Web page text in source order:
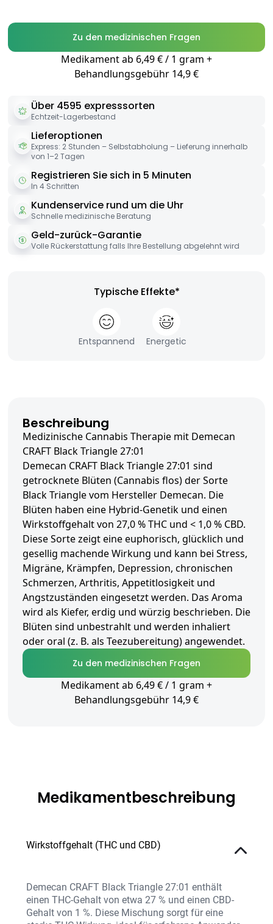
Zu den medizinischen Fragen
Medikament ab 6,49 € / 1 gram +
Behandlungsgebühr 14,9 €
Über 4595 expresssorten
Echtzeit-Lagerbestand
Lieferoptionen
Express: 2 Stunden – Selbstabholung – Lieferung innerhalb
von 1–2 Tagen
Registrieren Sie sich in 5 Minuten
In 4 Schritten
Kundenservice rund um die Uhr
Schnelle medizinische Beratung
Geld-zurück-Garantie
Volle Rückerstattung falls Ihre Bestellung abgelehnt wird
Typische Effekte*
Entspannend Energetic
Beschreibung
Medizinische Cannabis Therapie mit Demecan
CRAFT Black Triangle 27:01
Demecan CRAFT Black Triangle 27:01 sind
getrocknete Blüten (Cannabis flos) der Sorte
Black Triangle vom Hersteller Demecan. Die
Blüten haben eine Hybrid-Genetik und einen
Wirkstoffgehalt von 27,0 % THC und < 1,0 % CBD.
Diese Sorte zeigt eine euphorisch, glücklich und
gesellig machende Wirkung und kann bei Stress,
Migräne, Krämpfen, Depression, chronischen
Schmerzen, Arthritis, Appetitlosigkeit und
Angstzuständen eingesetzt werden. Das Aroma
wird als Kiefer, erdig und würzig beschrieben. Die
Blüten sind unbestrahlt und werden inhaliert
oder oral (z. B. als Teezubereitung) angewendet.
Zu den medizinischen Fragen
Medikament ab 6,49 € / 1 gram +
Behandlungsgebühr 14,9 €
Medikamentbeschreibung
Wirkstoffgehalt (THC und CBD)
Demecan CRAFT Black Triangle 27:01 enthält
einen THC-Gehalt von etwa 27 % und einen CBD-
Gehalt von 1 %. Diese Mischung sorgt für eine